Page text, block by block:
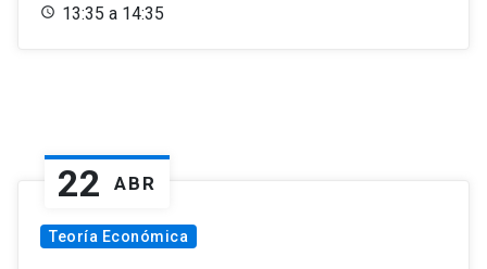
13:35 a 14:35
22 ABR
Teoría Económica